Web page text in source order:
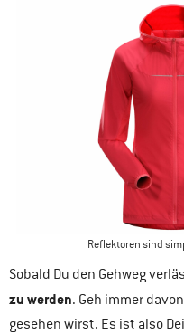
Reflektoren sind
Sobald Du den Gehweg
zu werden. Geh immer
gesehen wirst. Es ist also